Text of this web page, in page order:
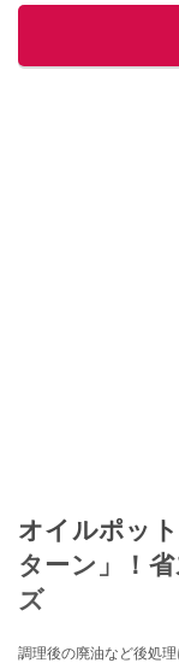
オイルポッ
ターン」！
ズ
調理後の廃油など後処